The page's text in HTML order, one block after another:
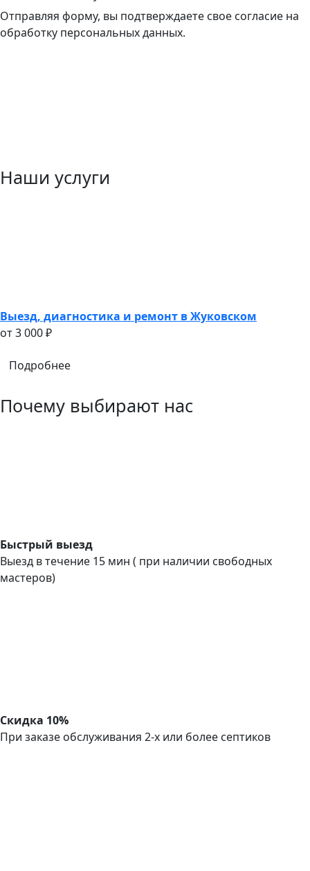
Отправляя форму, вы подтверждаете свое согласие на
обработку персональных данных.
Наши услуги
Выезд, диагностика и ремонт в Жуковском
oт 3 000 ₽
Подробнее
Почему выбирают нас
Быстрый выезд
Выезд в течение 15 мин ( при наличии свободных
мастеров)
Скидка 10%
При заказе обслуживания 2-х или более септиков